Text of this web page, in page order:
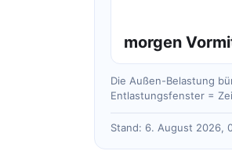
morgen
Die Außen-Belastung
Entlastungsfenster =
Stand: 6. August 2026,